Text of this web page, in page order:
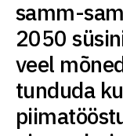
samm-
2050
veel
tunduda